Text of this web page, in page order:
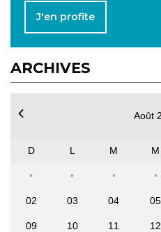
J'en profite
ARCHIVES
Août
D L M M
02 03 04 05
09 10 11 12